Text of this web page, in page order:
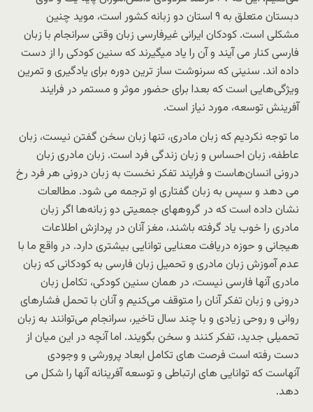
دبستان متعلق به ۹ استان دو زبانه کشور است، موید چنین
مشکلی است. کودکان ایرانی غیرفارسی زبان وقتی سرانجام با زبان
فارسی کنار می آیند و آن را یاد میگیرند که سنین کودکی را از دست
داده اند. سنینی که سرنوشت ساز ترین دوره برای یادگیری و تمرین
ویژگی‌هایی است که بعدا برای حضور موثر و مستمر در فرایند
آفرینش توسعه، مورد نیاز است.
ما توجه نکردیم که زبان مادری، تنها زبان سخن گفتن نیست، زبان
عاطفه، زبان احساس و زبان زندگی فرد است. زبان مادری زبان
درونی انسان‌هاست و فرایند تفکر نخست به زبان درونی هر فرد رخ
می دهد و سپس به زبان گفتاری او ترجمه می شود. مطالعات
نشان داده است که در گروههای جمعیتی دو زبانه‌ها اگر زبان
مادری را خوب یاد گرفته‌ باشند، مغز آنان در پردازش اطلاعات
هیجانی و حوزه دریافت معنایی توانایی بیشتری دارد. در واقع ما با
عدم آموزش زبان مادری و تحمیل زبان فارسی به کودکانی که زبان
مادری آنها فارسی نیست، در همان سنین کودکی، تکامل زبان
درونی و زبان تفکر آنان را متوقف می‌کنیم و آنان با تحمل فشارهای
روانی و روحی زیادی و با چند سال تاخیر، سرانجام می‌توانند به زبان
تحمیلی جدید، تفکر کنند و سخن بگویند. اما آنچه در این میان از
دست رفته است فرصت های تکامل ابعاد پرورشی و وجودی
آنهاست که توانایی های ارتباطی و توسعه آفرینانه آنها را شکل می
دهد.